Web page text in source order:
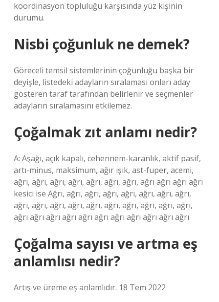
koordinasyon topluluğu karşısında yüz kişinin
durumu.
Nisbi çoğunluk ne demek?
Göreceli temsil sistemlerinin çoğunluğu başka bir
deyişle, listedeki adayların sıralaması onları aday
gösteren taraf tarafından belirlenir ve seçmenler
adayların sıralamasını etkilemez.
Çoğalmak zıt anlamı nedir?
A: Aşağı, açık kapalı, cehennem-karanlık, aktif pasif,
artı-minus, maksimum, ağır ışık, ast-fuper, acemi,
ağrı, ağrı, ağrı, ağrı, ağrı, ağrı, ağrı, ağrı ağrı ağrı ağrı
kesici ise Ağrı, ağrı, ağrı, ağrı, ağrı, ağrı, ağrı, ağrı,
ağrı, ağrı, ağrı, ağrı, ağrı, ağrı, ağrı, ağrı, ağrı, ağrı,
ağrı ağrı ağrı ağrı ağrı ağrı ağrı ağrı ağrı ağrı ağrı
Çoğalma sayısı ve artma eş
anlamlısı nedir?
Artış ve üreme eş anlamlıdır. 18 Tem 2022